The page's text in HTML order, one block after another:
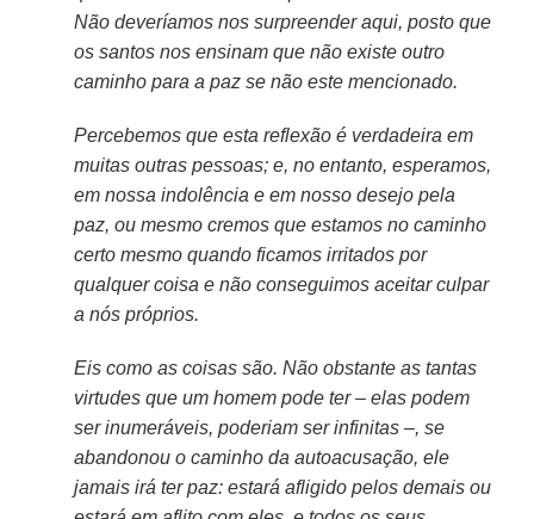
Não deveríamos nos surpreender aqui, posto que
os santos nos ensinam que não existe outro
caminho para a paz se não este mencionado.
Percebemos que esta reflexão é verdadeira em
muitas outras pessoas; e, no entanto, esperamos,
em nossa indolência e em nosso desejo pela
paz, ou mesmo cremos que estamos no caminho
certo mesmo quando ficamos irritados por
qualquer coisa e não conseguimos aceitar culpar
a nós próprios.
Eis como as coisas são. Não obstante as tantas
virtudes que um homem pode ter – elas podem
ser inumeráveis, poderiam ser infinitas –, se
abandonou o caminho da autoacusação, ele
jamais irá ter paz: estará afligido pelos demais ou